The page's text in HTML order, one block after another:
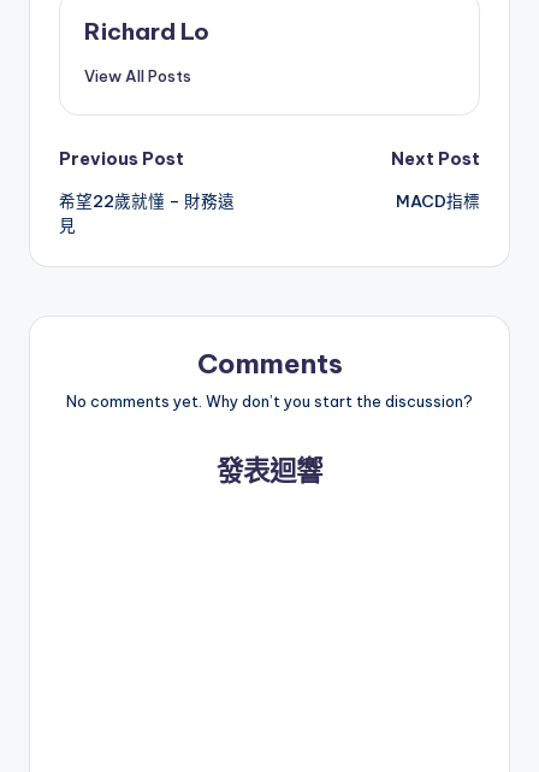
Richard Lo
View All Posts
Post
navigation
Previous Post
希望22歲就懂 – 財務遠
見
Next Post
MACD指標
Comments
No comments yet. Why don’t you start the discussion?
發表迴響